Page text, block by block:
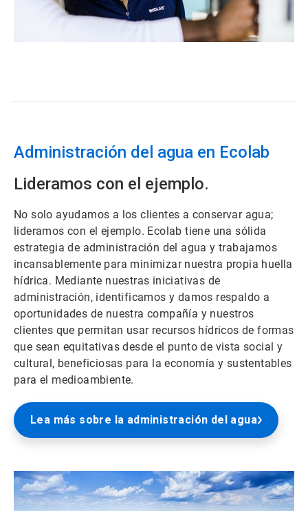
Administración del agua en Ecolab
Lideramos con el ejemplo.
No solo ayudamos a los clientes a conservar agua;
lideramos con el ejemplo. Ecolab tiene una sólida
estrategia de administración del agua y trabajamos
incansablemente para minimizar nuestra propia huella
hídrica. Mediante nuestras iniciativas de
administración, identificamos y damos respaldo a
oportunidades de nuestra compañía y nuestros
clientes que permitan usar recursos hídricos de formas
que sean equitativas desde el punto de vista social y
cultural, beneficiosas para la economía y sustentables
para el medioambiente.
Lea más sobre la administración del agua